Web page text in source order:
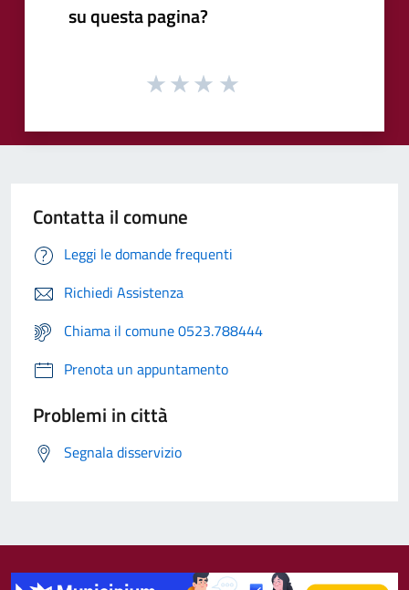
su questa pagina?
Contatta il comune
Leggi le domande frequenti
Richiedi Assistenza
Chiama il comune 0523.788444
Prenota un appuntamento
Problemi in città
Segnala disservizio